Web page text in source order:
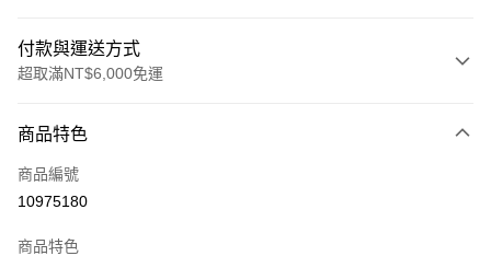
付款與運送方式
超取滿NT$6,000免運
信用卡一次付款
超商取貨付款
商品特色
商品編號
10975180
商品特色